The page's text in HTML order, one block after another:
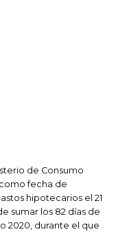
de Consumo
fecha de
hipotecarios el 21
sumar los 82 días de
2020, durante el que